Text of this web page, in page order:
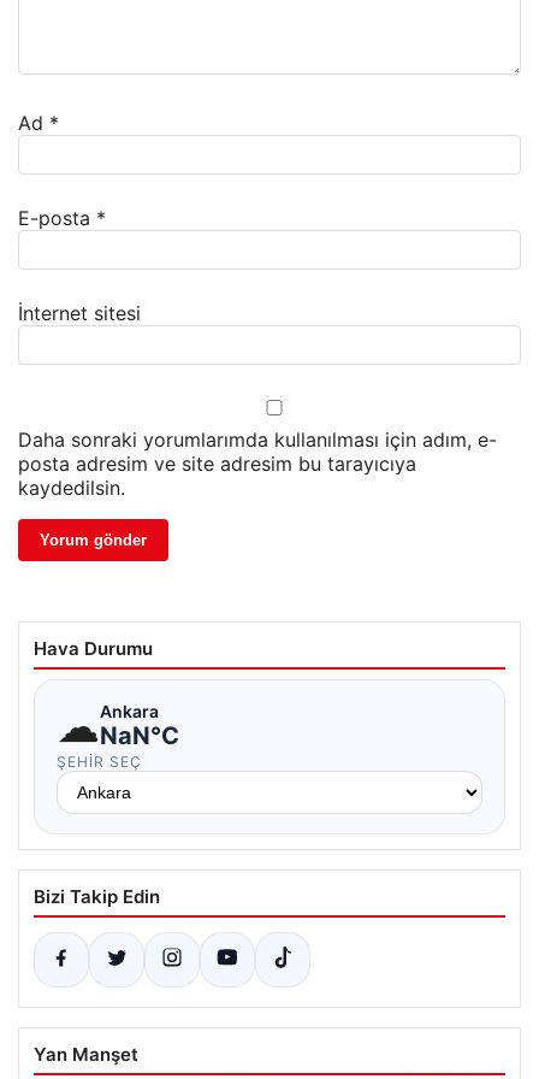
Ad *
E-posta *
İnternet sitesi
Daha sonraki yorumlarımda kullanılması için adım, e-
posta adresim ve site adresim bu tarayıcıya
kaydedilsin.
Hava Durumu
☁Ankara
NaN°C
ŞEHIR SEÇ
Bizi Takip Edin
Yan Manşet